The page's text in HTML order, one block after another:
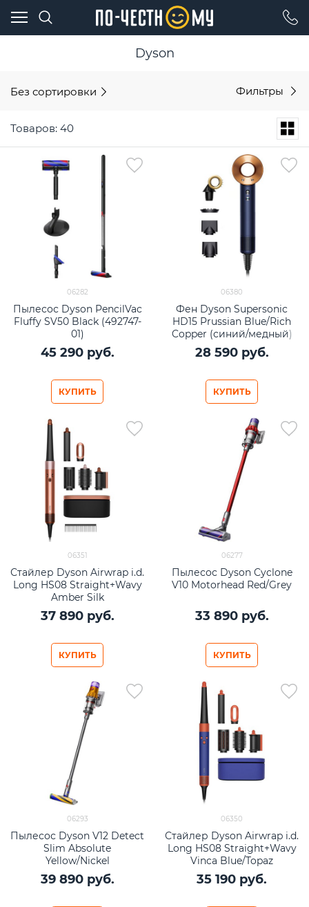
Dyson
Без сортировки Фильтры
Товаров: 40
06282
Пылесос Dyson PencilVac
Fluffy SV50 Black (492747-
01)
45 290 руб.
КУПИТЬ
06380
Фен Dyson Supersonic
HD15 Prussian Blue/Rich
Copper (синий/медный)
28 590 руб.
КУПИТЬ
06351
Стайлер Dyson Airwrap i.d.
Long HS08 Straight+Wavy
Amber Silk
37 890 руб.
КУПИТЬ
06277
Пылесос Dyson Cyclone
V10 Motorhead Red/Grey
33 890 руб.
КУПИТЬ
06293
Пылесос Dyson V12 Detect
Slim Absolute
Yellow/Nickel
39 890 руб.
06350
Стайлер Dyson Airwrap i.d.
Long HS08 Straight+Wavy
Vinca Blue/Topaz
35 190 руб.